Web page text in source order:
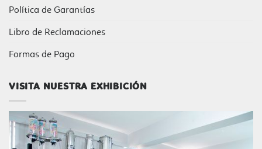
Política de Garantías
Libro de Reclamaciones
Formas de Pago
VISITA NUESTRA EXHIBICIÓN